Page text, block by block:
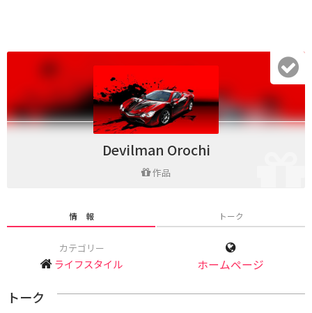
Devilman Orochi
作品
情 報 トーク
カテゴリー
ライフスタイル ホームページ
トーク